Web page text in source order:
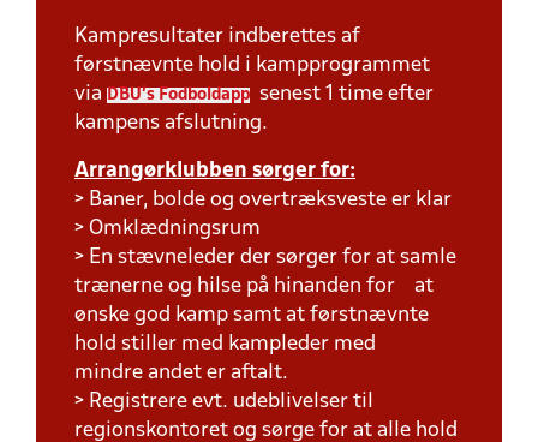
Kampresultater indberettes af
førstnævnte hold i kampprogrammet
via
DBU's Fodboldapp
senest 1 time efter
kampens afslutning.
Arrangørklubben sørger for:
> Baner, bolde og overtræksveste er klar
> Omklædningsrum
> En stævneleder der sørger for at samle
trænerne og hilse på hinanden for at
ønske god kamp samt at førstnævnte
hold stiller med kampleder med
mindre andet er aftalt.
> Registrere evt. udeblivelser til
regionskontoret og sørge for at alle hold